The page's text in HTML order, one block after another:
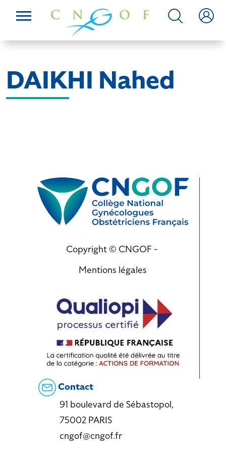
DAIKHI Nahed
Copyright © CNGOF -
Mentions légales
Contact
91 boulevard de Sébastopol,
75002 PARIS
cngof@cngof.fr